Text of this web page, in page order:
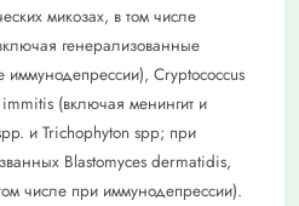
микозах, в том числе
генерализованные
Cryptococcus
(включая менингит и
и Trichophyton spp; при
Blastomyces dermatidis,
числе при иммунодепрессии).